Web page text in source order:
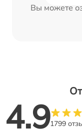
Вы можете
4.91799